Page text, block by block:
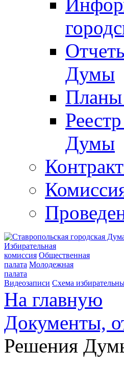
Думы
Планы
Думы
Избирательная
комиссия Общественная
палата Молодежная
палата
Видеозаписи Схема
На главную
Документы,
Решения